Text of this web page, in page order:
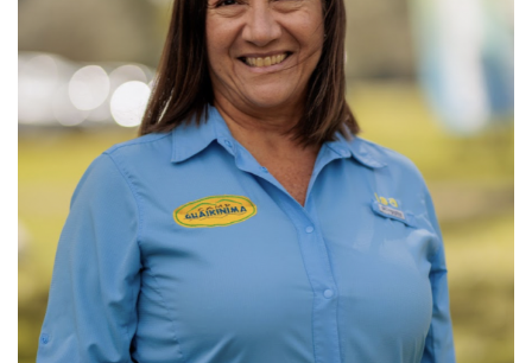
TIENDA
EMPLEOS
BLOG
CONTACTO
MI CUENTA
(954) 654-0395 / (954) 995-1416
info@campguaikinima.com